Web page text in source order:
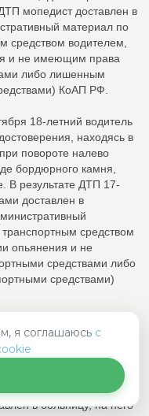
мопедист доставлен в
материал по
средством водителем,
и не имеющим права
либо лишенным
КоАП РФ.
18-летний водитель
находясь в
повороте налево
бордюрного камня,
В результате ДТП 17-
доставлен в
средством
опьянения и не
средствами либо
средствами)
21-летний
алкогольного
двигающимся в
автомобилем
мужчины. В результате
в больницу, на него
я соглашаюсь с